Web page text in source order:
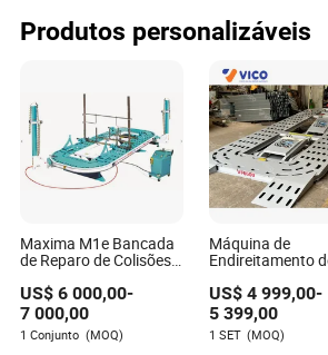
avaliação de garantia de produtos.
conhecimento e experiência na área,
fornecido insights e análises
empresas na indústria automotiva.
Produtos personalizáveis
Maxima M1e Bancada
de Reparo de Colisões
de Carroceria, Bancada
de Endireitamento
Automotivo
US$6 000,00-
7 000,00
1 Conjunto (MOQ)
Máquina de
Endireitamento
Pesados com
Plataforma
Integral, Banco de
Reparação de
US$ 4 999,00-
5 399,00
1 SET (MOQ)